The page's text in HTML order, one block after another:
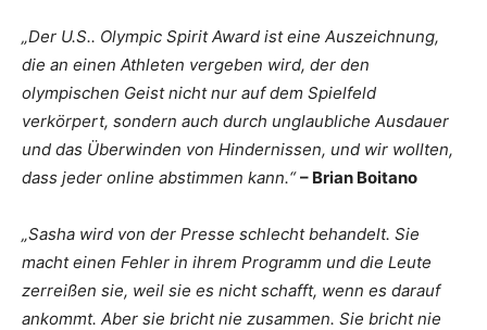
„Der U.S.. Olympic Spirit Award ist eine Auszeichnung,
die an einen Athleten vergeben wird, der den
olympischen Geist nicht nur auf dem Spielfeld
verkörpert, sondern auch durch unglaubliche Ausdauer
und das Überwinden von Hindernissen, und wir wollten,
dass jeder online abstimmen kann.“– Brian Boitano
„Sasha wird von der Presse schlecht behandelt. Sie
macht einen Fehler in ihrem Programm und die Leute
zerreißen sie, weil sie es nicht schafft, wenn es darauf
ankommt. Aber sie bricht nie zusammen. Sie bricht nie